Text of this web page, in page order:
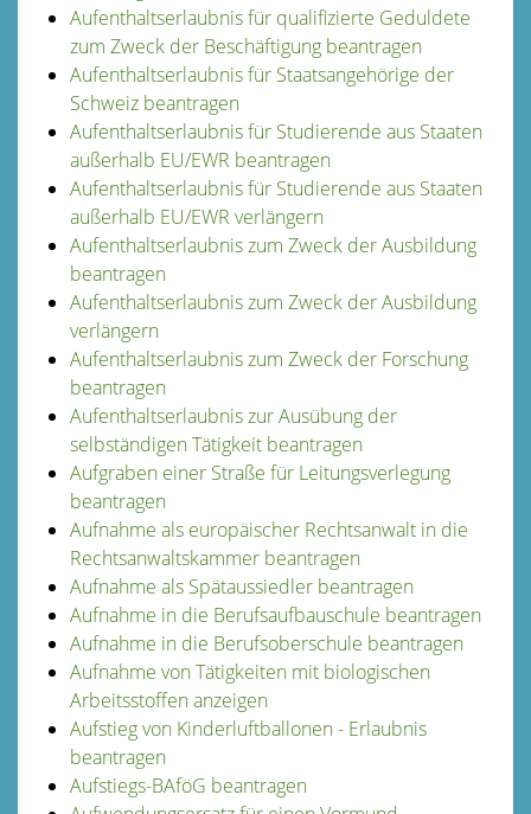
Aufenthaltserlaubnis für qualifizierte Geduldete
zum Zweck der Beschäftigung beantragen
Aufenthaltserlaubnis für Staatsangehörige der
Schweiz beantragen
Aufenthaltserlaubnis für Studierende aus Staaten
außerhalb EU/EWR beantragen
Aufenthaltserlaubnis für Studierende aus Staaten
außerhalb EU/EWR verlängern
Aufenthaltserlaubnis zum Zweck der Ausbildung
beantragen
Aufenthaltserlaubnis zum Zweck der Ausbildung
verlängern
Aufenthaltserlaubnis zum Zweck der Forschung
beantragen
Aufenthaltserlaubnis zur Ausübung der
selbständigen Tätigkeit beantragen
Aufgraben einer Straße für Leitungsverlegung
beantragen
Aufnahme als europäischer Rechtsanwalt in die
Rechtsanwaltskammer beantragen
Aufnahme als Spätaussiedler beantragen
Aufnahme in die Berufsaufbauschule beantragen
Aufnahme in die Berufsoberschule beantragen
Aufnahme von Tätigkeiten mit biologischen
Arbeitsstoffen anzeigen
Aufstieg von Kinderluftballonen - Erlaubnis
beantragen
Aufstiegs-BAföG beantragen